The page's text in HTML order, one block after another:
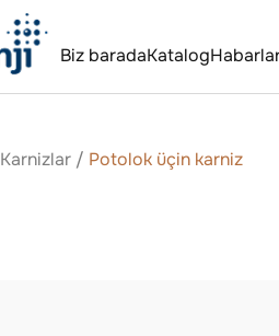
Biz baradaKatalog
Karnizlar / Potolok üçin karniz